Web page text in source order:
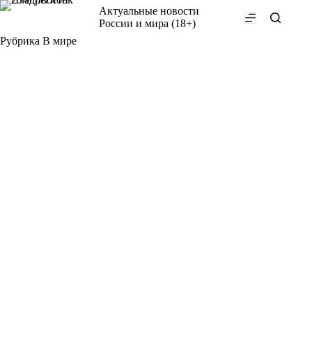
Перейти
Актуальные новости
России и мира (18+)
Рубрика В мире